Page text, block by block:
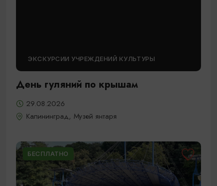
ЭКСКУРСИИ УЧРЕЖДЕНИЙ КУЛЬТУРЫ
День гуляний по крышам
29.08.2026
Калининград, Музей янтаря
БЕСПЛАТНО